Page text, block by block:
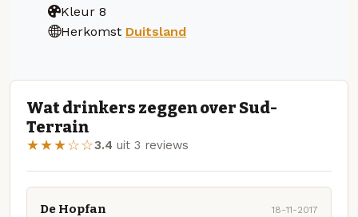
Kleur 8
Herkomst Duitsland
Wat drinkers zeggen over Sud-
Terrain
★★★☆☆3.4 uit 3 reviews
De Hopfan 18-11-2017